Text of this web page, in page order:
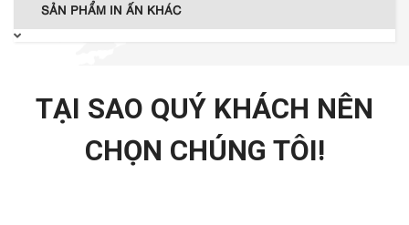
SẢN PHẨM IN ẤN KHÁC
TẠI SAO QUÝ KHÁCH NÊN
CHỌN CHÚNG TÔI!